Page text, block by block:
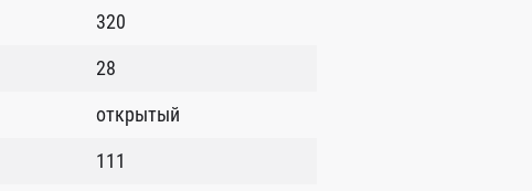
320
28
открытый
111